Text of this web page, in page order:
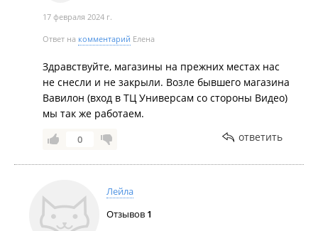
17 февраля 2024 г.
Ответ на комментарий Елена
Здравствуйте, магазины на прежних местах нас
не снесли и не закрыли. Возле бывшего магазина
Вавилон (вход в ТЦ Универсам со стороны Видео)
мы так же работаем.
0 ответить
Лейла
Отзывов 1